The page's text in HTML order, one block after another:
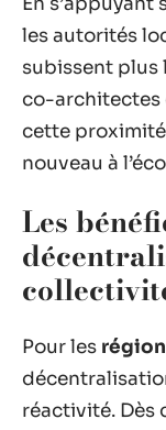
les autorités
subissent plus
co-architectes
cette
nouveau à
Les
Pour les
réactivité. Dès